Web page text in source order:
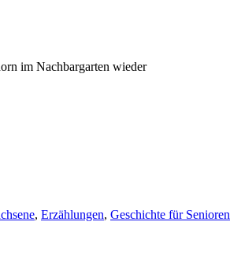
im Nachbargarten wieder
, Erzählungen, Geschichte für Senioren